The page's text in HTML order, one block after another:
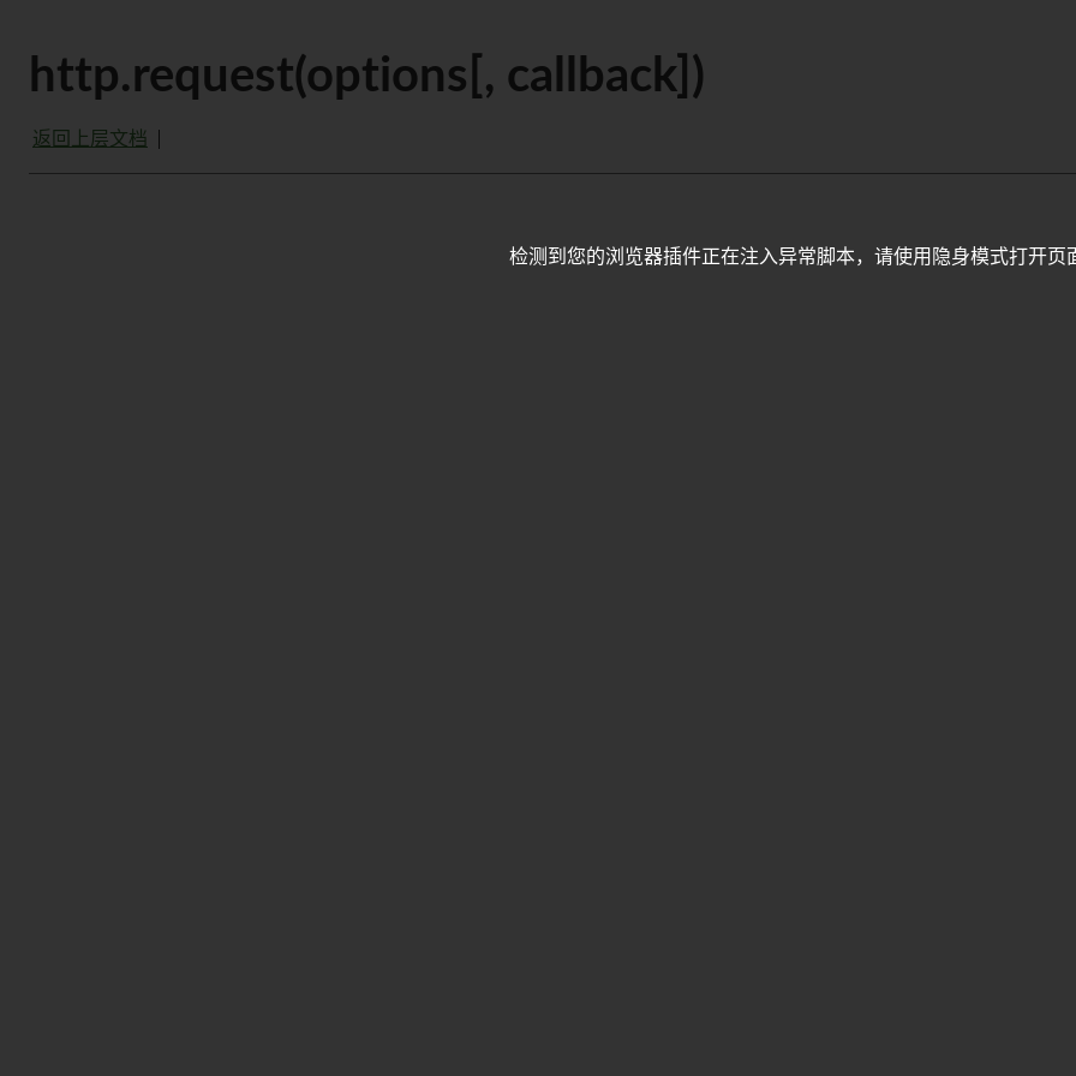
http.request(options[, callback])
返回上层文档
检测到您的浏览器插件正在注入异常脚本，请使用隐身模式打开页